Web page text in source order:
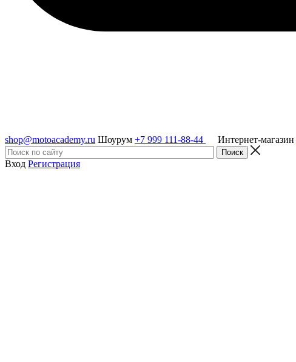
shop@motoacademy.ru Шоурум +7 999 111-88-44 Интернет-магазин
Вход Регистрация